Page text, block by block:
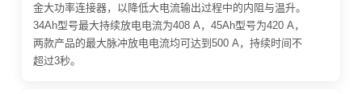
金大功率连接器，以降低大电流输出过程中的内阻与温升。
34Ah型号最大持续放电电流为408 A，45Ah型号为420 A，
两款产品的最大脉冲放电电流均可达到500 A，持续时间不
超过3秒。